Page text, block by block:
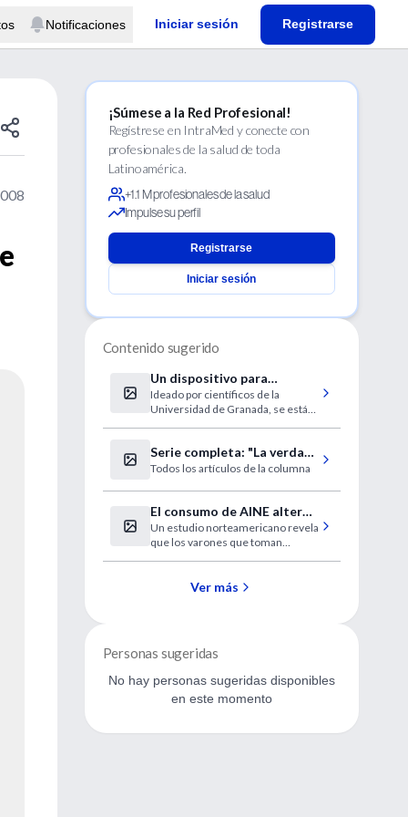
Notificaciones Iniciar sesión Registrarse
¡Súmese a la Red Profesional!
Regístrese en IntraMed y conecte con
profesionales de la salud de toda
Latinoamérica.
+1.1 M profesionales de la salud
Impulse su perfil
Registrarse
Iniciar sesión
Contenido sugerido
Un dispositivo para
prevenir el síndrome de la
clase turista
Ideado por científicos de la
Universidad de Granada, se está
Serie completa: "La verdad
y otras mentiras"
Todos los artículos de la columna
El consumo de AINE altera
los niveles de PSA en
sangre
Un estudio norteamericano revela
que los varones que toman
concentraciones de este
Ver más
Personas sugeridas
No hay personas sugeridas disponibles
en este momento